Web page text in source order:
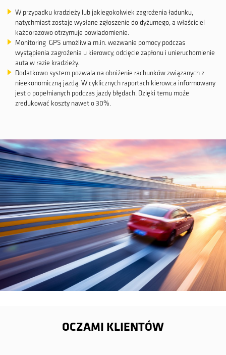
W przypadku kradzieży lub jakiegokolwiek zagrożenia ładunku,
natychmiast zostaje wysłane zgłoszenie do dyżurnego, a właściciel
każdorazowo otrzymuje powiadomienie.
Monitoring GPS umożliwia m.in. wezwanie pomocy podczas
wystąpienia zagrożenia u kierowcy, odcięcie zapłonu i unieruchomienie
auta w razie kradzieży.
Dodatkowo system pozwala na obniżenie rachunków związanych z
nieekonomiczną jazdą. W cyklicznych raportach kierowca informowany
jest o popełnianych podczas jazdy błędach. Dzięki temu może
zredukować koszty nawet o 30%.
OCZAMI KLIENTÓW